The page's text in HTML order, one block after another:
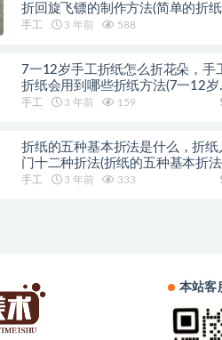
折回旋飞镖的制作方法(简单的折纸
方法)
手工 3 年前 588
7一12岁手工折纸怎么折花朵，手
折纸会用到哪些折纸方法(7一12岁
工折纸动物)
手工 3 年前 159
折纸的五种基本折法是什么，折纸
门十二种折法(折纸的五种基本折法
是什么)
手工 3 年前 333
本站客